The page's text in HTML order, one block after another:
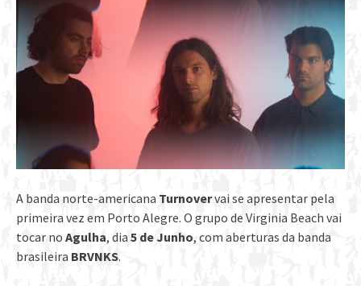
A banda norte-americana Turnovervai se apresentar pela
primeira vez em Porto Alegre. O grupo de Virginia Beach vai
tocar no Agulha, dia 5 de Junho, com aberturas da banda
brasileira BRVNKS.